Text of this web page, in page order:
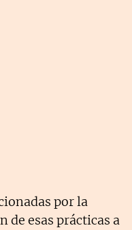
por la
de esas prácticas a